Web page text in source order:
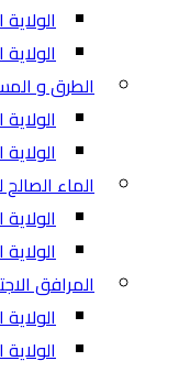
الولاية
الولاية
الطرق و
الولاية
الولاية
الماء
الولاية
الولاية
المرافق
الولاية
الولاية